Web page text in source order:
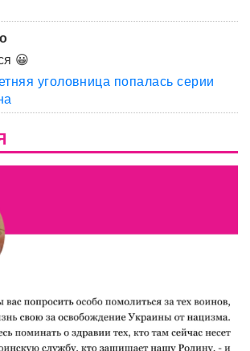
😀
уголовница попалась серии